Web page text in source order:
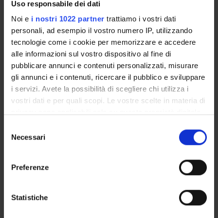
Uso responsabile dei dati
Noi e i nostri 1022 partner trattiamo i vostri dati
personali, ad esempio il vostro numero IP, utilizzando
tecnologie come i cookie per memorizzare e accedere
alle informazioni sul vostro dispositivo al fine di
pubblicare annunci e contenuti personalizzati, misurare
gli annunci e i contenuti, ricercare il pubblico e sviluppare
i servizi. Avete la possibilità di scegliere chi utilizza i
vostri dati e per quali scopi. Le vostre scelte in materia di
modificare o revocare il proprio consenso in qualsiasi
momento dalla Dichiarazione sui cookie o facendo clic
raccogliere informazioni sulla tua posizione
geografica, con un'approssimazione di qualche
Necessari
Preferenze
Statistiche
Fondamenti e metodi del
trattamento in psichiatria
A/B
ART/05
Fondamenti psicologici e
psicoterapeutici della
6 B
MED/25
,M-
Metodi e tecniche di
MED/48
Statistica medica,
metodologia della ricerca
INF/01
,MED/25
,SECS-